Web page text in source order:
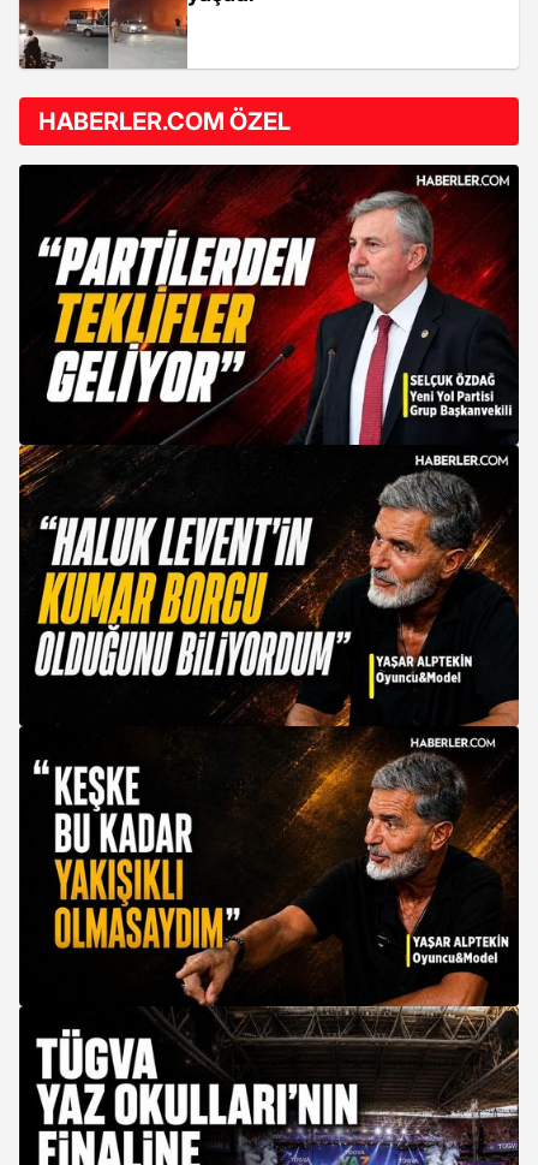
HABERLER.COM ÖZEL